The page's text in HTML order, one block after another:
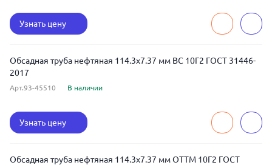
Узнать цену
Обсадная труба нефтяная 114.3x7.37 мм BC 10Г2 ГОСТ 31446-
2017
Арт.93-45510 В наличии
Узнать цену
Обсадная труба нефтяная 114.3x7.37 мм ОТТМ 10Г2 ГОСТ